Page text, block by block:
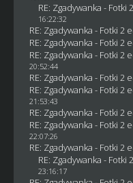
RE: Zgadywanka - Fotki
16:22:32
RE: Zgadywanka - Fotki 2
RE: Zgadywanka - Fotki 2
RE: Zgadywanka - Fotki 2
20:52:44
RE: Zgadywanka - Fotki 2
RE: Zgadywanka - Fotki 2
21:53:43
RE: Zgadywanka - Fotki 2
RE: Zgadywanka - Fotki 2
22:07:26
RE: Zgadywanka - Fotki 2
RE: Zgadywanka - Fotki
23:16:17